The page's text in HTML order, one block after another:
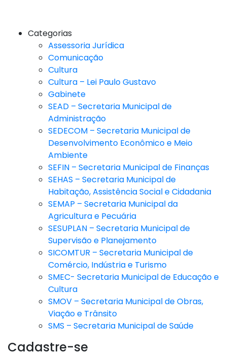
Categorias
Assessoria Jurídica
Comunicação
Cultura
Cultura – Lei Paulo Gustavo
Gabinete
SEAD – Secretaria Municipal de
Administração
SEDECOM – Secretaria Municipal de
Desenvolvimento Econômico e Meio
Ambiente
SEFIN – Secretaria Municipal de Finanças
SEHAS – Secretaria Municipal de
Habitação, Assistência Social e Cidadania
SEMAP – Secretaria Municipal da
Agricultura e Pecuária
SESUPLAN – Secretaria Municipal de
Supervisão e Planejamento
SICOMTUR – Secretaria Municipal de
Comércio, Indústria e Turismo
SMEC- Secretaria Municipal de Educação e
Cultura
SMOV – Secretaria Municipal de Obras,
Viação e Trânsito
SMS – Secretaria Municipal de Saúde
Cadastre-se